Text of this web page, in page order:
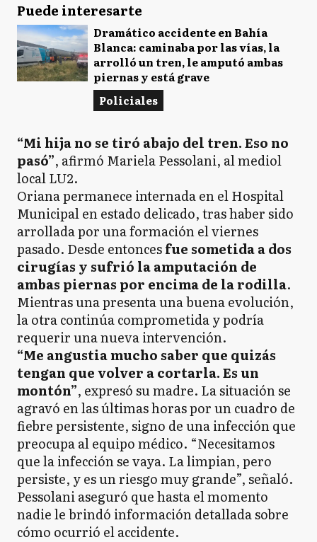
Puede interesarte
Dramático accidente en Bahía
Blanca: caminaba por las vías, la
arrolló un tren, le amputó ambas
piernas y está grave
Policiales
“Mi hija no se tiró abajo del tren. Eso no
pasó”, afirmó Mariela Pessolani, al mediol
local LU2.
Oriana permanece internada en el Hospital
Municipal en estado delicado, tras haber sido
arrollada por una formación el viernes
pasado. Desde entoncesfue sometida a dos
cirugías y sufrió la amputación de
ambas piernas por encima de la rodilla.
Mientras una presenta una buena evolución,
la otra continúa comprometida y podría
requerir una nueva intervención.
“Me angustia mucho saber que quizás
tengan que volver a cortarla. Es un
montón”, expresó su madre. La situación se
agravó en las últimas horas por un cuadro de
fiebre persistente, signo de una infección que
preocupa al equipo médico. “Necesitamos
que la infección se vaya. La limpian, pero
persiste, y es un riesgo muy grande”, señaló.
Pessolani aseguró que hasta el momento
nadie le brindó información detallada sobre
cómo ocurrió el accidente.